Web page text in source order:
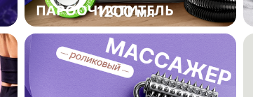
ПАРООЧИСТИТЕЛЬ